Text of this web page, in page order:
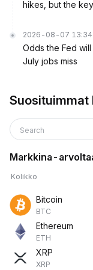
hikes, but the
2026-08-07 13:34
Odds the Fed
July jobs miss
Search
Markkina-
Kolikko
Bitcoin
BTC
Ethereum
ETH
XRP
XRP